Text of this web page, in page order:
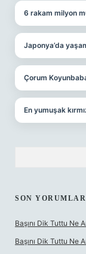
6 rakam milyon
Japonya’da
Çorum
En yumuşak
SON YORUMLAR
Başını Dik Tuttu Ne
Başını Dik Tuttu Ne